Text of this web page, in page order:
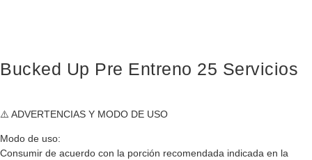
Bucked Up Pre Entreno 25 Servicios
⚠️ ADVERTENCIAS Y MODO DE USO
Modo de uso:
Consumir de acuerdo con la porción recomendada indicada en la